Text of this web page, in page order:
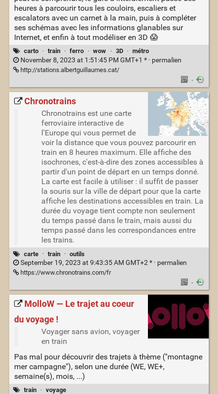
heures à parcourir tous les couloirs, escaliers et
escalators avec un carnet à la main, puis à compléter
ses schémas avec les informations glanables sur
Internet, et enfin à tout modéliser en 3D 😱
carto · train · ferro · wow · 3D · métro
November 8, 2023 at 1:51:45 PM GMT+1 * · permalien
http://stations.albertguillaumes.cat/
·
Chronotrains
Chronotrains est une carte
ferroviaire interactive de
l'Europe qui vous permet de
voir la distance que vous pouvez parcourir en
train en 8 heures maximum. Elle affiche des
isochrones, c'est-à-dire des zones accessibles à
partir d'un point de départ en un temps donné.
La carte est facile à utiliser : il suffit de passer
la souris sur la ville de départ pour que la carte
affiche les destinations accessibles en train. La
durée du voyage tient compte non seulement
du temps passé dans le train, mais aussi du
temps passé dans les correspondances entre
les trains.
carte · train · outils
September 19, 2023 at 9:43:35 AM GMT+2 * · permalien
https://www.chronotrains.com/fr
·
MolloW — Le trajet au coeur
du voyage !
Voyager sans avion, voyager
en train
Pas mal pour découvrir des trajets à thème ("montagne
mer campagne"), selon une durée (WE, WE+,
semaine(s), mois, ...)
train · voyage